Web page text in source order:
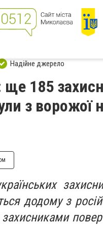
Надійне джерело
185
з ворожої
додому з
захисниками